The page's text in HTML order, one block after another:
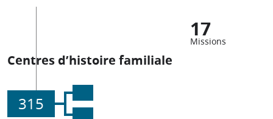
17
Missions
Centres d’histoire familiale
315